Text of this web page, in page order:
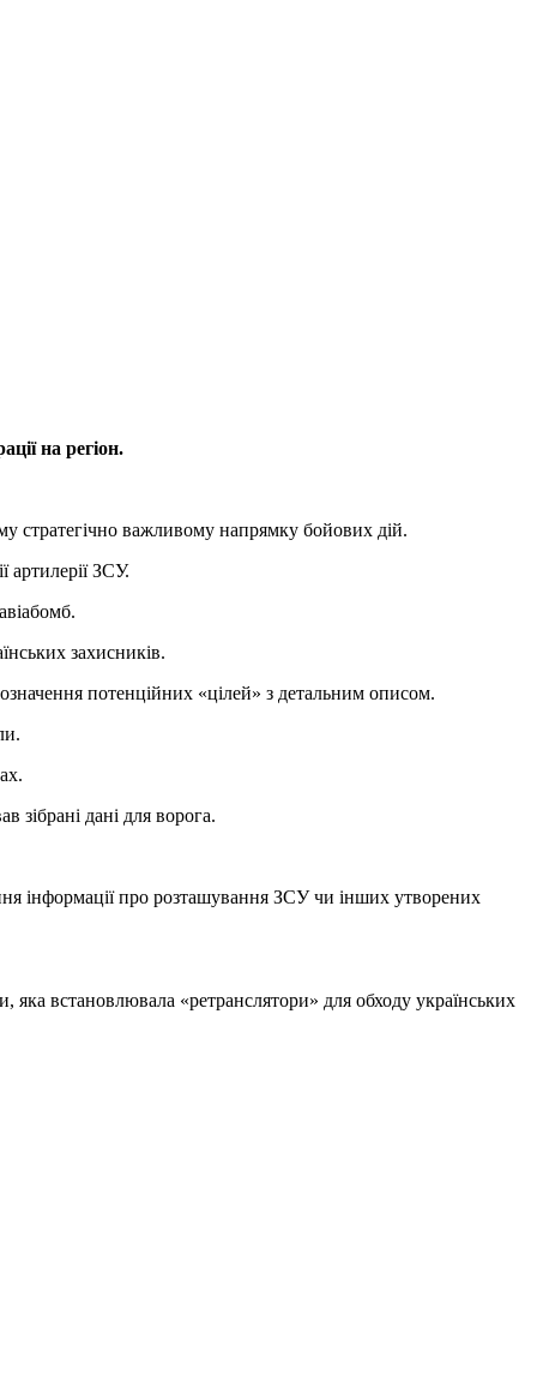
на регіон.
стратегічно важливому напрямку бойових дій.
артилерії ЗСУ.
захисників.
потенційних «цілей» з детальним описом.
зібрані дані для ворога.
інформації про розташування ЗСУ чи інших утворених
яка встановлювала «ретранслятори» для обходу українських